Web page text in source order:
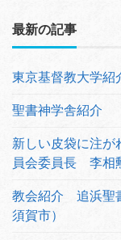
最新の記事
東京基督教大学紹
聖書神学舎紹介
新しい皮袋に注
員会委員長 李相
教会紹介 追浜聖
須賀市）